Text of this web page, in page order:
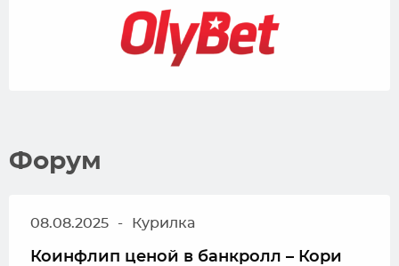
Форум
08.08.2025 - Курилка
Коинфлип ценой в банкролл – Кори